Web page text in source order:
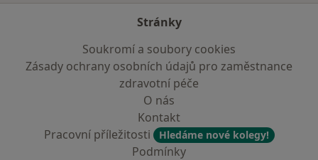
Stránky
Soukromí a soubory cookies
Zásady ochrany osobních údajů pro zaměstnance
zdravotní péče
O nás
Kontakt
Pracovní příležitosti
Hledáme nové kolegy!
Podmínky